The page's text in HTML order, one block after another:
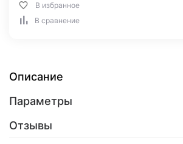
В избранное
В сравнение
Описание
Параметры
Отзывы